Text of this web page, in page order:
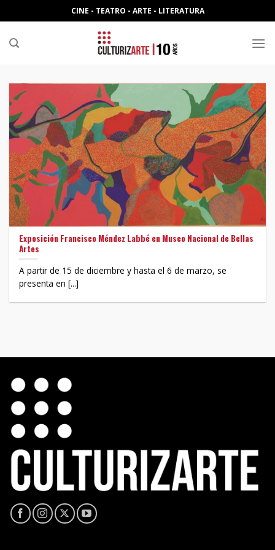
to
content
CINE - TEATRO - ARTE - LITERATURA
Exposición Francisco Méndez Labbé en Museo Nacional de Bellas
Artes
A partir de 15 de diciembre y hasta el 6 de marzo, se
presenta en [...]